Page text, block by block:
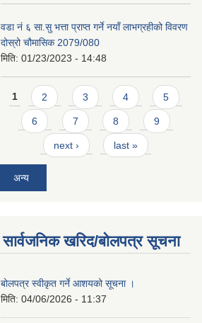
वडा नं ६ सा.सु भत्ता प्राप्त गर्ने नयाँ लाभग्रहीको विवरण
दोस्रो चौमासिक 2079/080
मिति: 01/23/2023 - 14:48
Pages
1 2 3 4 5
6 7 8 9
next › last »
अन्य
सार्वजनिक खरिद/बोलपत्र सूचना
बोलपत्र स्वीकृत गर्ने आशयको सूचना ।
मिति: 04/06/2026 - 11:37